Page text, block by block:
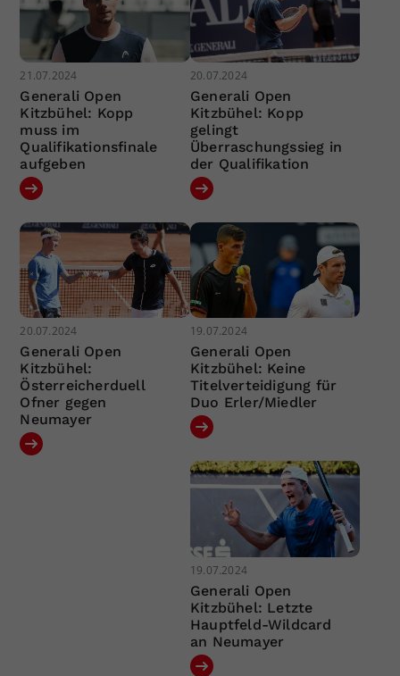
21.07.2024
Generali Open
Kitzbühel: Kopp
muss im
Qualifikationsfinale
aufgeben
20.07.2024
Generali Open
Kitzbühel: Kopp
gelingt
Überraschungssieg in
der Qualifikation
20.07.2024
Generali Open
Kitzbühel:
Österreicherduell
Ofner gegen
Neumayer
19.07.2024
Generali Open
Kitzbühel: Keine
Titelverteidigung für
Duo Erler/Miedler
19.07.2024
Generali Open
Kitzbühel: Letzte
Hauptfeld-Wildcard
an Neumayer